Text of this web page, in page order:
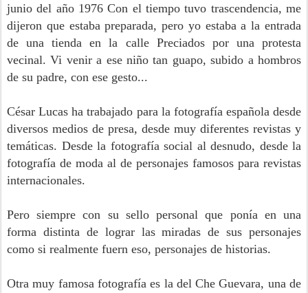
junio del año 1976 Con el tiempo tuvo trascendencia, me
dijeron que estaba preparada, pero yo estaba a la entrada
de una tienda en la calle Preciados por una protesta
vecinal. Vi venir a ese niño tan guapo, subido a hombros
de su padre, con ese gesto...
César Lucas ha trabajado para la fotografía española desde
diversos medios de presa, desde muy diferentes revistas y
temáticas. Desde la fotografía social al desnudo, desde la
fotografía de moda al de personajes famosos para revistas
internacionales.
Pero siempre con su sello personal que ponía en una
forma distinta de lograr las miradas de sus personajes
como si realmente fuern eso, personajes de historias.
Otra muy famosa fotografía es la del Che Guevara, una de